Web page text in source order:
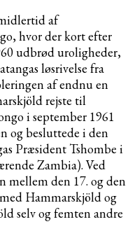
af
hvor der kort efter
udbrød uroligheder,
løsrivelse fra
af endnu en
rejste til
i september 1961
og besluttede i den
Præsident Tshombe i
Zambia). Ved
den 17. og den
Hammarskjöld og
selv og femten andre